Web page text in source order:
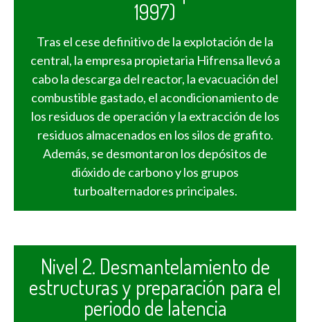
1997)
Tras el cese definitivo de la explotación de la
central, la empresa propietaria Hifrensa llevó a
cabo la descarga del reactor, la evacuación del
combustible gastado, el acondicionamiento de
los residuos de operación y la extracción de los
residuos almacenados en los silos de grafito.
Además, se desmontaron los depósitos de
dióxido de carbono y los grupos
turboalternadores principales.
Nivel 2. Desmantelamiento de
estructuras y preparación para el
periodo de latencia